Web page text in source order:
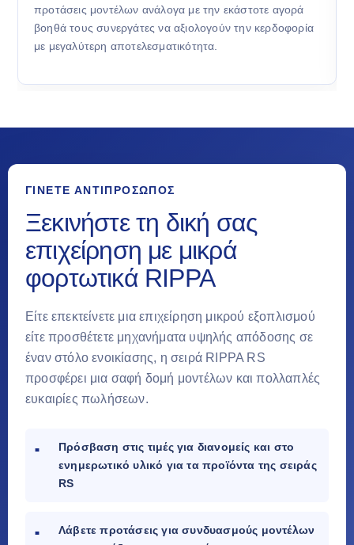
προτάσεις μοντέλων ανάλογα με την εκάστοτε αγορά
βοηθά τους συνεργάτες να αξιολογούν την κερδοφορία
με μεγαλύτερη αποτελεσματικότητα.
ΓΊΝΕΤΕ ΑΝΤΙΠΡΌΣΩΠΟΣ
Ξεκινήστε τη δική σας
επιχείρηση με μικρά
φορτωτικά RIPPA
Είτε επεκτείνετε μια επιχείρηση μικρού εξοπλισμού
είτε προσθέτετε μηχανήματα υψηλής απόδοσης σε
έναν στόλο ενοικίασης, η σειρά RIPPA RS
προσφέρει μια σαφή δομή μοντέλων και πολλαπλές
ευκαιρίες πωλήσεων.
Πρόσβαση στις τιμές για διανομείς και στο
ενημερωτικό υλικό για τα προϊόντα της σειράς
RS
Λάβετε προτάσεις για συνδυασμούς μοντέλων